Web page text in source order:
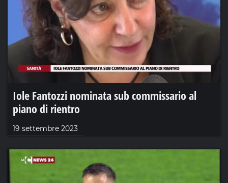
Iole Fantozzi nominata sub commissario al
piano di rientro
19 settembre 2023